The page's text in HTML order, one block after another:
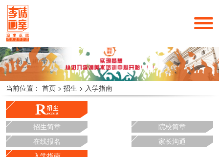
当前位置： 首页 > 招生 > 入学指南
招生简章
院校简章
在线报名
家长沟通